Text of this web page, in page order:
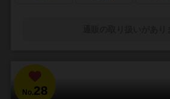
No.28